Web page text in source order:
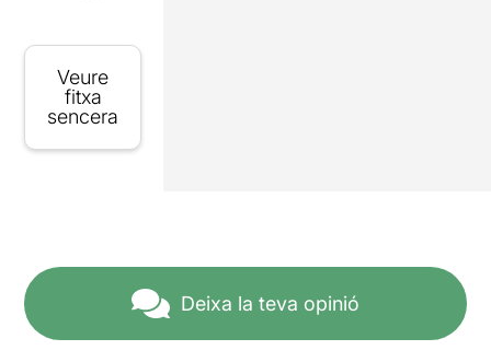
Veure
fitxa
sencera
Deixa la teva opinió